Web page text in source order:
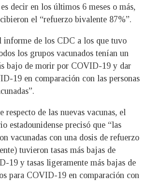
decir en los últimos 6 meses o más,
el “refuerzo bivalente 87%”.
informe de los CDC a los que tuvo
los grupos vacunados tenían un
bajo de morir por COVID-19 y dar
19 en comparación con las personas
respecto de las nuevas vacunas, el
estadounidense precisó que “las
vacunadas con una dosis de refuerzo
tuvieron tasas más bajas de
19 y tasas ligeramente más bajas de
para COVID-19 en comparación con